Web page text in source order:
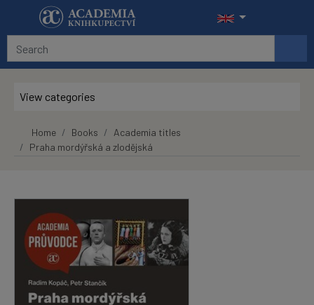
Skip to main content
View categories
Home Books
Academia titles
Praha mordýřská a zlodějská